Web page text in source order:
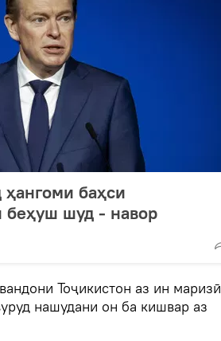
баҳси
беҳуш шуд - навор
Тоҷикистон аз ин маризӣ
нашудани он ба кишвар аз